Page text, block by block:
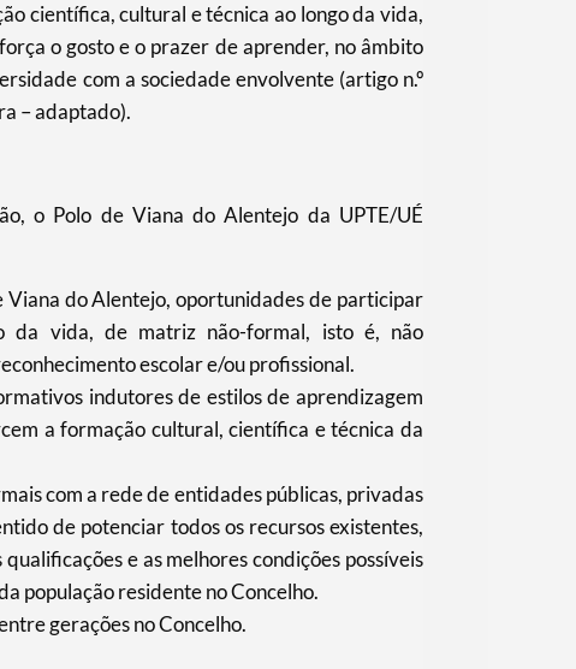
científica, cultural e técnica ao longo da vida,
o gosto e o prazer de aprender, no âmbito
com a sociedade envolvente (artigo n.º
– adaptado).
o Polo de Viana do Alentejo da UPTE/UÉ
Viana do Alentejo, oportunidades de participar
da vida, de matriz não-formal, isto é, não
escolar e/ou profissional.
indutores de estilos de aprendizagem
a formação cultural, científica e técnica da
com a rede de entidades públicas, privadas
de potenciar todos os recursos existentes,
e as melhores condições possíveis
população residente no Concelho.
gerações no Concelho.